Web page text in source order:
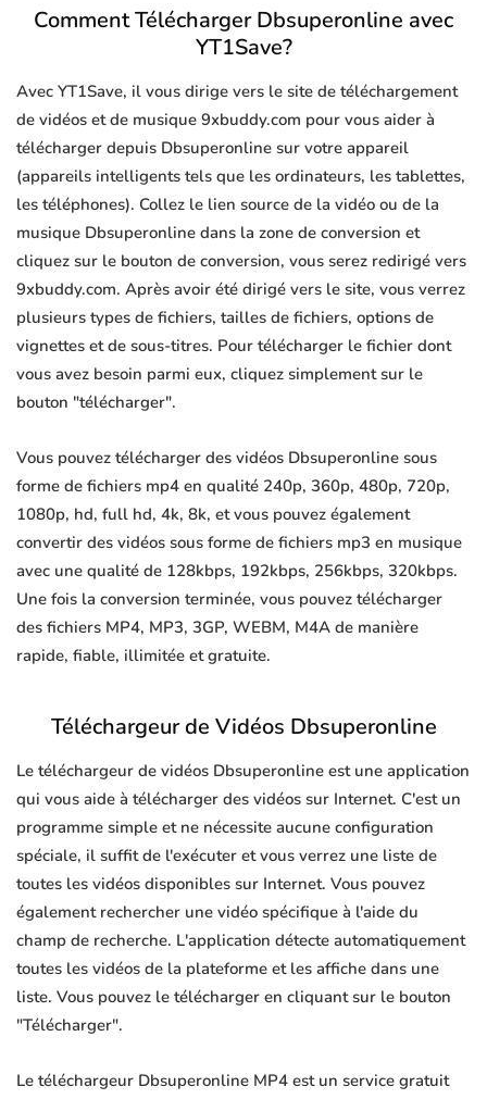
Comment Télécharger Dbsuperonline avec
YT1Save?
Avec YT1Save, il vous dirige vers le site de téléchargement
de vidéos et de musique 9xbuddy.com pour vous aider à
télécharger depuis Dbsuperonline sur votre appareil
(appareils intelligents tels que les ordinateurs, les tablettes,
les téléphones). Collez le lien source de la vidéo ou de la
musique Dbsuperonline dans la zone de conversion et
cliquez sur le bouton de conversion, vous serez redirigé vers
9xbuddy.com. Après avoir été dirigé vers le site, vous verrez
plusieurs types de fichiers, tailles de fichiers, options de
vignettes et de sous-titres. Pour télécharger le fichier dont
vous avez besoin parmi eux, cliquez simplement sur le
bouton "télécharger".
Vous pouvez télécharger des vidéos Dbsuperonline sous
forme de fichiers mp4 en qualité 240p, 360p, 480p, 720p,
1080p, hd, full hd, 4k, 8k, et vous pouvez également
convertir des vidéos sous forme de fichiers mp3 en musique
avec une qualité de 128kbps, 192kbps, 256kbps, 320kbps.
Une fois la conversion terminée, vous pouvez télécharger
des fichiers MP4, MP3, 3GP, WEBM, M4A de manière
rapide, fiable, illimitée et gratuite.
Téléchargeur de Vidéos Dbsuperonline
Le téléchargeur de vidéos Dbsuperonline est une application
qui vous aide à télécharger des vidéos sur Internet. C'est un
programme simple et ne nécessite aucune configuration
spéciale, il suffit de l'exécuter et vous verrez une liste de
toutes les vidéos disponibles sur Internet. Vous pouvez
également rechercher une vidéo spécifique à l'aide du
champ de recherche. L'application détecte automatiquement
toutes les vidéos de la plateforme et les affiche dans une
liste. Vous pouvez le télécharger en cliquant sur le bouton
"Télécharger".
Le téléchargeur Dbsuperonline MP4 est un service gratuit